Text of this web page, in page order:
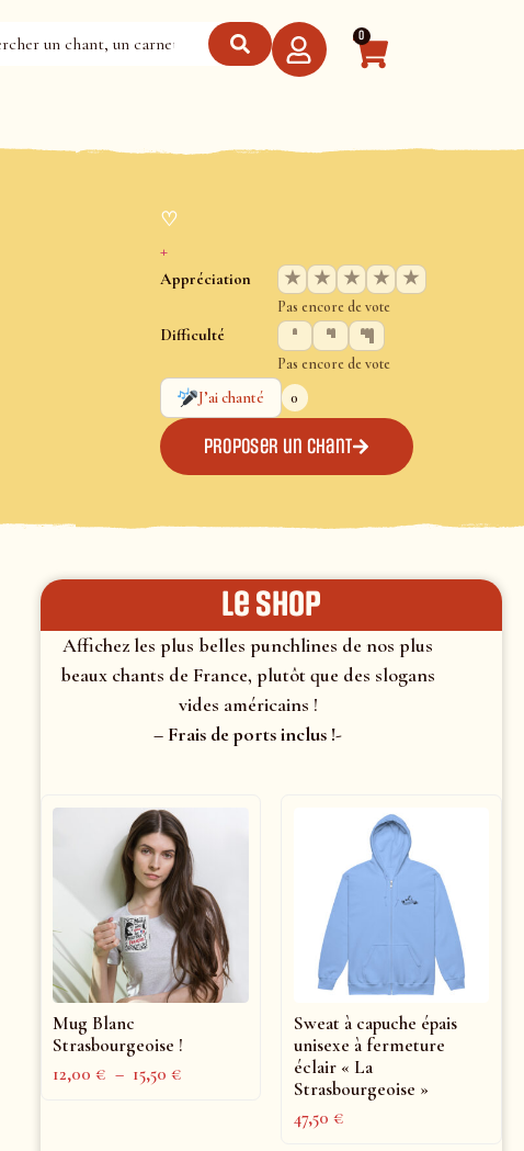
0
♡
+
Appréciation ★ ★ ★ ★ ★
Pas encore de vote
Difficulté
Pas encore de vote
J’ai chanté
0
Proposer un chant
le shop
Affichez les plus belles punchlines de nos plus
beaux chants de France, plutôt que des slogans
vides américains !
– Frais de ports inclus !-
Mug Blanc
Strasbourgeoise !
12,00€ – 15,50€
Sweat à capuche épais
unisexe à fermeture
éclair « La
Strasbourgeoise »
47,50€